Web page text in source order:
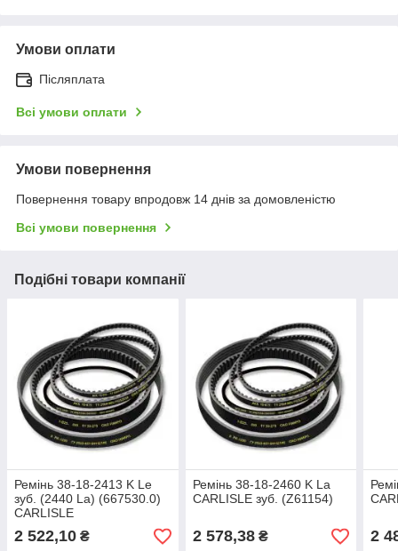
Умови оплати
Післяплата
Всі умови оплати
Умови повернення
Повернення товару впродовж 14 днів за домовленістю
Всі умови повернення
Подібні товари компанії
Ремінь 38-18-2413 K Le
зуб. (2440 La) (667530.0)
CARLISLE
2 522,10 ₴
Ремінь 38-18-2460 K La
CARLISLE зуб. (Z61154)
2 578,38₴ 2